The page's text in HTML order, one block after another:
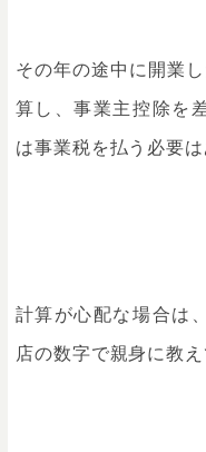
その年の途中に開業
算し、事業主控除を
は事業税を払う必要は
計算が心配な場合は
店の数字で親身に教え